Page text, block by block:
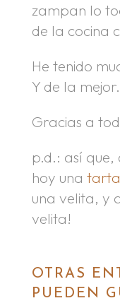
zampan lo
de la cocina
He tenido
Y de la mejor.
Gracias a
p.d.: así que,
hoy una
una velita, y
velita!
OTRAS
PUEDEN